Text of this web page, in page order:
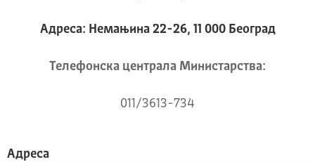
Адреса: Немањина 22-26, 11 000 Београд
Телeфонска централа Mинистарства:
011/3613-734
Адреса